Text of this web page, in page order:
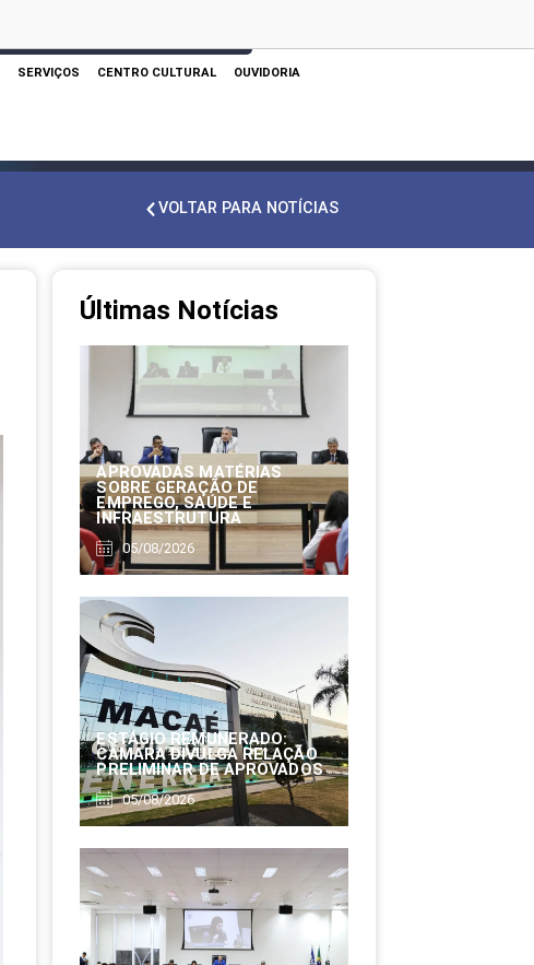
SERVIÇOS CENTRO CULTURAL OUVIDORIA
VOLTAR PARA NOTÍCIAS
Últimas Notícias
APROVADAS MATÉRIAS
SOBRE GERAÇÃO DE
EMPREGO, SAÚDE E
INFRAESTRUTURA
05/08/2026
ESTÁGIO REMUNERADO:
CÂMARA DIVULGA RELAÇÃO
PRELIMINAR DE APROVADOS
05/08/2026